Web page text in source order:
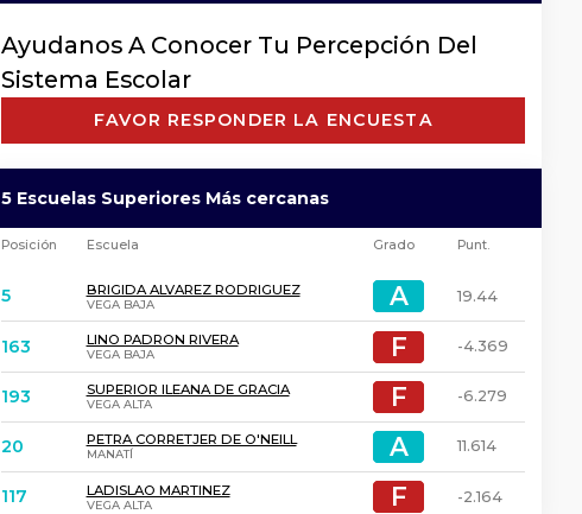
Ayudanos A Conocer Tu Percepción Del
Sistema Escolar
FAVOR RESPONDER LA ENCUESTA
5 Escuelas Superiores Más cercanas
Posición Escuela Grado Punt.
5 BRIGIDA ALVAREZ RODRIGUEZ
VEGA BAJA A
A 19.44
163 LINO PADRON RIVERA
VEGA BAJA F
F -4.369
193 SUPERIOR ILEANA DE GRACIA
VEGA ALTA F
F -6.279
20 PETRA CORRETJER DE O'NEILL
MANATÍ A
A 11.614
117 LADISLAO MARTINEZ
VEGA ALTA F
F -2.164